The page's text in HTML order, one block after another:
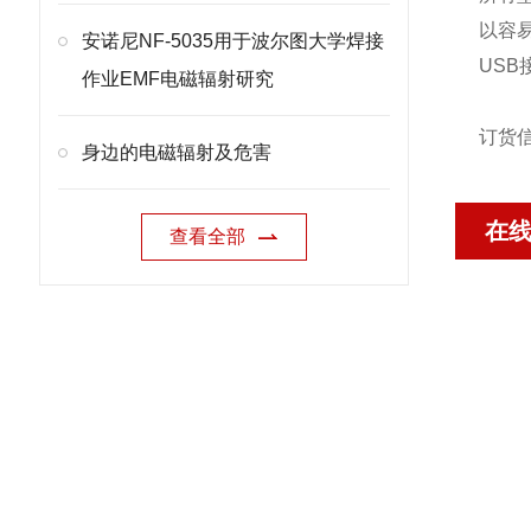
安诺尼NF-5035用于波尔图大学焊接
作业EMF电磁辐射研究
身边的电磁辐射及危害
查看全部
以容
USB
订货
在